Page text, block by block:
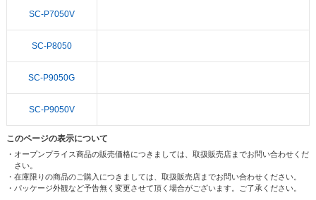
SC-P7050V
SC-P8050
SC-P9050G
SC-P9050V
このページの表示について
・オープンプライス商品の販売価格につきましては、取扱販売店までお問い合わせくだ
さい。
・在庫限りの商品のご購入につきましては、取扱販売店までお問い合わせください。
・パッケージ外観など予告無く変更させて頂く場合がございます。ご了承ください。